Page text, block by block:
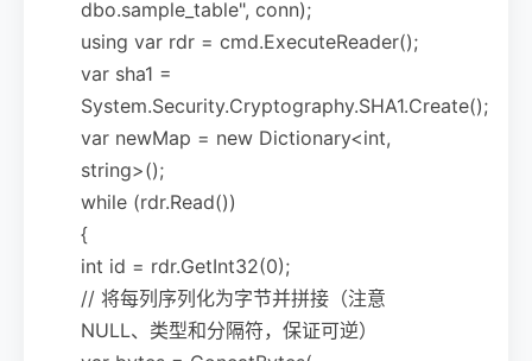
dbo.sample_table", conn);
using var rdr = cmd.ExecuteReader();
var sha1 =
System.Security.Cryptography.SHA1.Create();
var newMap = new Dictionary<int,
string>();
while (rdr.Read())
{
int id = rdr.GetInt32(0);
// 将每列序列化为字节并拼接（注意
NULL、类型和分隔符，保证可逆）